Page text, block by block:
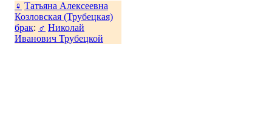
♀ Татьяна Алексеевна
Козловская (Трубецкая)
брак: ♂ Николай
Иванович Трубецкой